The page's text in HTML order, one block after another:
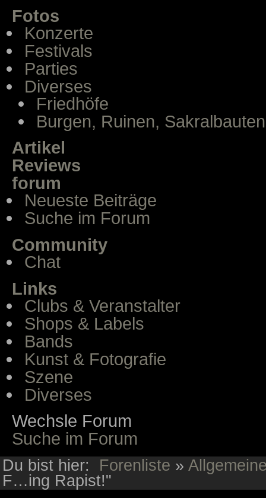
Fotos
Konzerte
Festivals
Parties
Diverses
Friedhöfe
Burgen, Ruinen, Sakralbauten
Artikel
Reviews
forum
Neueste Beiträge
Suche im Forum
Community
Chat
Links
Clubs & Veranstalter
Shops & Labels
Bands
Kunst & Fotografie
Szene
Diverses
Wechsle Forum
Suche im Forum
Du bist hier: Forenliste »
F…ing Rapist!"